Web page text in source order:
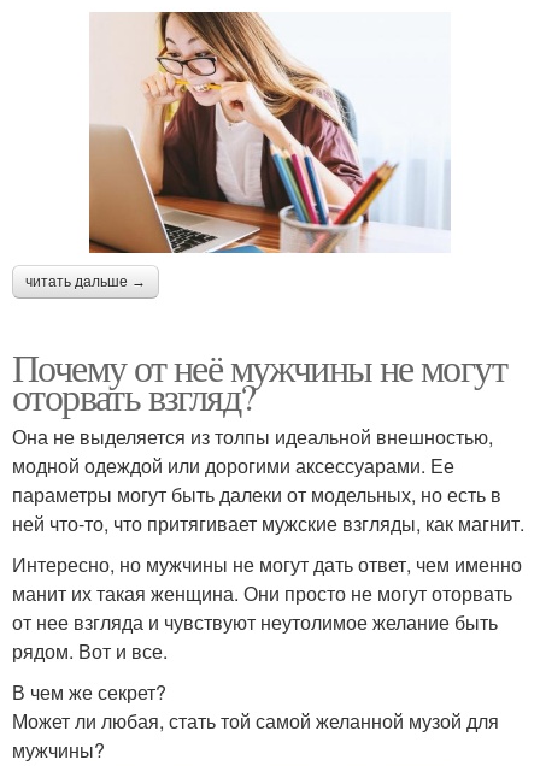
читать дальше →
Почему от неё мужчины не могут
оторвать взгляд?
Она не выделяется из толпы идеальной внешностью,
модной одеждой или дорогими аксессуарами. Ее
параметры могут быть далеки от модельных, но есть в
ней что-то, что притягивает мужские взгляды, как магнит.
Интересно, но мужчины не могут дать ответ, чем именно
манит их такая женщина. Они просто не могут оторвать
от нее взгляда и чувствуют неутолимое желание быть
рядом. Вот и все.
В чем же секрет?
Может ли любая, стать той самой желанной музой для
мужчины?